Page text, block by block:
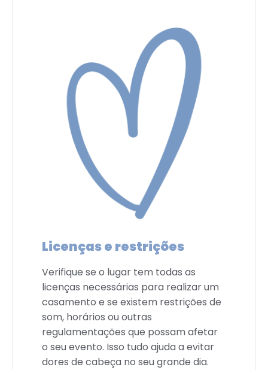
Licenças e restrições
Verifique se o lugar tem todas as
licenças necessárias para realizar um
casamento e se existem restrições de
som, horários ou outras
regulamentações que possam afetar
o seu evento. Isso tudo ajuda a evitar
dores de cabeça no seu grande dia.